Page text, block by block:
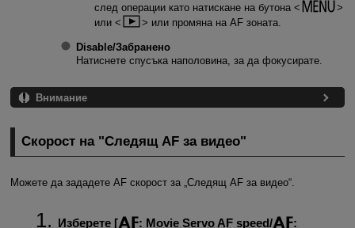
след операции като натискане на бутона
или
или промяна на AF зоната.
Disable/Забранено
Натиснете спусъка наполовина, за да фокусирате.
Внимание
Скорост на "Следящ AF за видео"
Можете да зададете AF скорост за „Следящ AF за видео“.
Изберете [ : Movie Servo AF speed/
: